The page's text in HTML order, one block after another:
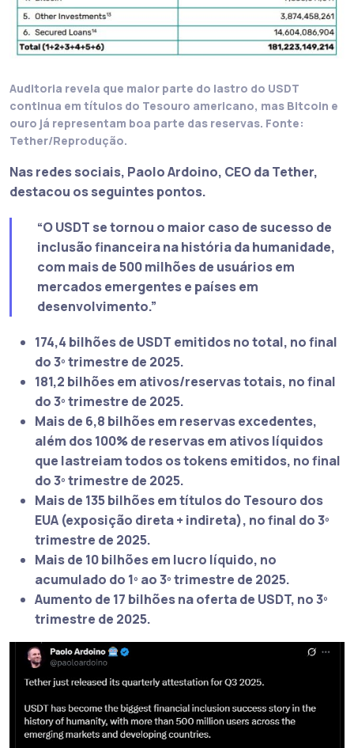
Auditoria revela que maior parte do lastro do USDT
continua em títulos do Tesouro americano, mas Bitcoin e
ouro já representam boa parte das reservas. Fonte:
Tether/Reprodução.
Nas redes sociais, Paolo Ardoino, CEO da Tether,
destacou os seguintes pontos.
“O USDT se tornou o maior caso de sucesso de
inclusão financeira na história da humanidade,
com mais de 500 milhões de usuários em
mercados emergentes e países em
desenvolvimento.”
174,4 bilhões de USDT emitidos no total, no final
do 3º trimestre de 2025.
181,2 bilhões em ativos/reservas totais, no final
do 3º trimestre de 2025.
Mais de 6,8 bilhões em reservas excedentes,
além dos 100% de reservas em ativos líquidos
que lastreiam todos os tokens emitidos, no final
do 3º trimestre de 2025.
Mais de 135 bilhões em títulos do Tesouro dos
EUA (exposição direta + indireta), no final do 3º
trimestre de 2025.
Mais de 10 bilhões em lucro líquido, no
acumulado do 1º ao 3º trimestre de 2025.
Aumento de 17 bilhões na oferta de USDT, no 3º
trimestre de 2025.